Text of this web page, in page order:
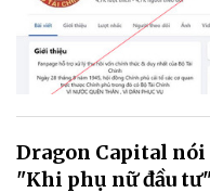
Dragon Capital
"Khi phụ nữ đầu